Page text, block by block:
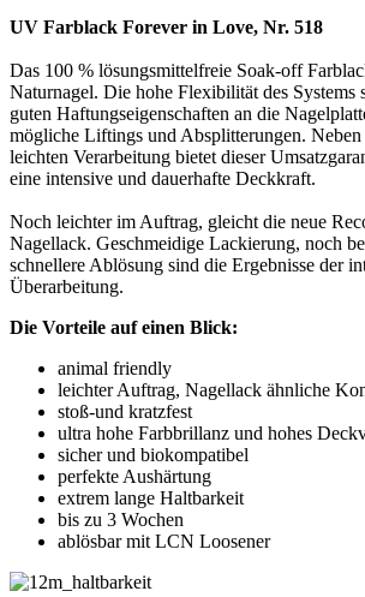
UV Farblack Forever in Love, Nr. 518
Das 100 % lösungsmittelfreie Soak-off
Naturnagel. Die hohe Flexibilität des Systems
guten Haftungseigenschaften an die
mögliche Liftings und Absplitterungen. Neben
leichten Verarbeitung bietet dieser
eine intensive und dauerhafte Deckkraft.
Noch leichter im Auftrag, gleicht die neue
Nagellack. Geschmeidige Lackierung, noch
schnellere Ablösung sind die Ergebnisse der
Überarbeitung.
Die Vorteile auf einen Blick:
animal friendly
leichter Auftrag, Nagellack ähnliche
stoß-und kratzfest
ultra hohe Farbbrillanz und hohes
sicher und biokompatibel
perfekte Aushärtung
extrem lange Haltbarkeit
bis zu 3 Wochen
ablösbar mit LCN Loosener